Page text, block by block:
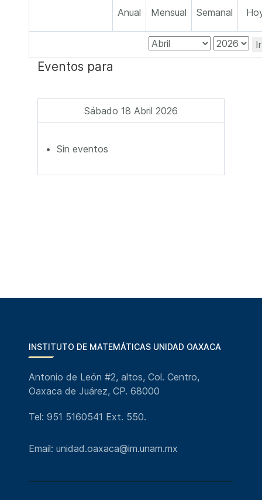
Anual Mensual Semanal
Eventos para
Sábado 18 Abril 2026
Sin eventos
INSTITUTO DE MATEMÁTICAS UNIDAD OAXACA
Antonio de León #2, altos, Col. Centro,
Oaxaca de Juárez, CP. 68000
Tel: 951 5160541 Ext. 550.
Email: unidad.oaxaca@im.unam.mx